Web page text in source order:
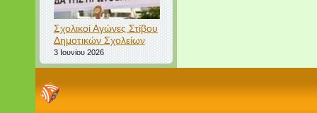
Σχολικοί Αγώνες Στίβου
Δημοτικών Σχολείων
3 Ιουνίου 2026